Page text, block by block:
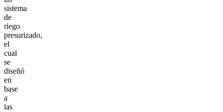
sistema
de
riego
presurizado,
el
cual
se
diseñó
en
base
a
las